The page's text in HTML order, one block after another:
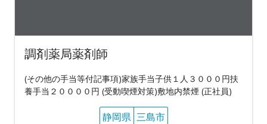
調剤薬局薬剤師
(その他の手当等付記事項)家族手当子供１人３０００円扶
養手当２００００円 (受動喫煙対策)敷地内禁煙 (正社員)
静岡県 三島市